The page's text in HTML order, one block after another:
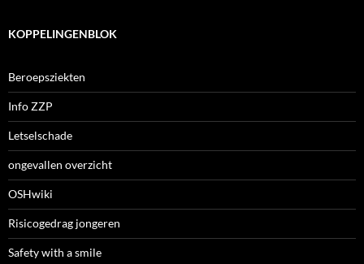
KOPPELINGENBLOK
Beroepsziekten
Info ZZP
Letselschade
ongevallen overzicht
OSHwiki
Risicogedrag jongeren
Safety with a smile